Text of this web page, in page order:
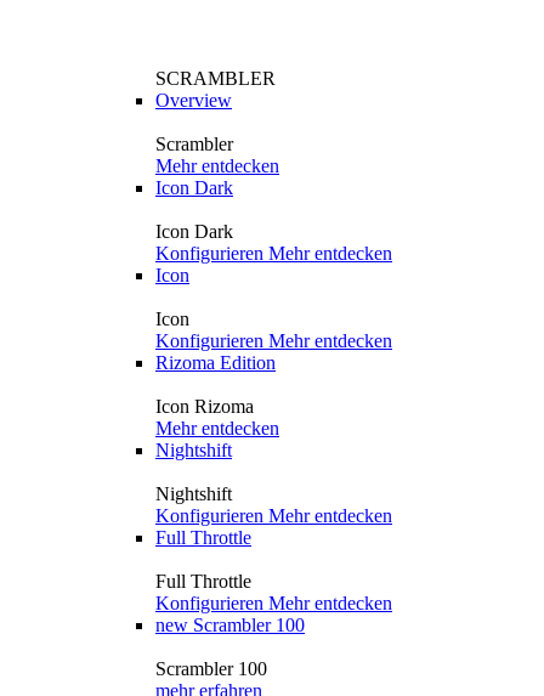
SCRAMBLER
Overview
Scrambler
Mehr entdecken
Icon Dark
Icon Dark
Konfigurieren Mehr entdecken
Icon
Icon
Konfigurieren Mehr entdecken
Rizoma Edition
Icon Rizoma
Mehr entdecken
Nightshift
Nightshift
Konfigurieren Mehr entdecken
Full Throttle
Full Throttle
Konfigurieren Mehr entdecken
new Scrambler 100
Scrambler 100
mehr erfahren